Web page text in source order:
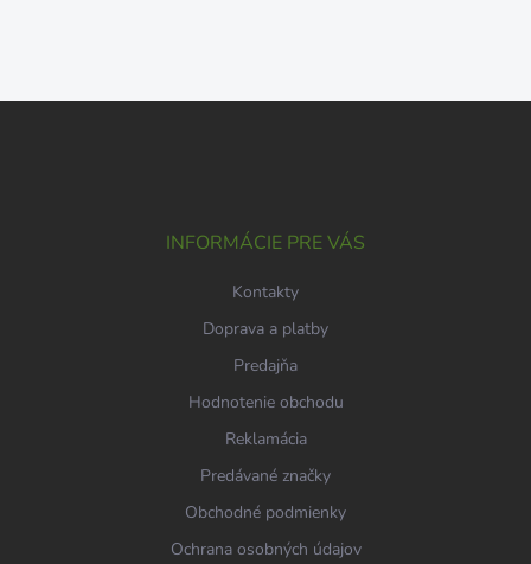
INFORMÁCIE PRE VÁS
Kontakty
Doprava a platby
Predajňa
Hodnotenie obchodu
Reklamácia
Predávané značky
Obchodné podmienky
Ochrana osobných údajov